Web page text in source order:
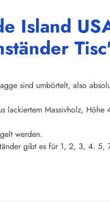
Island
sind umbörtelt, also
lackiertem Massivholz,
werden.
gibt es für 1, 2, 3, 4. 5,